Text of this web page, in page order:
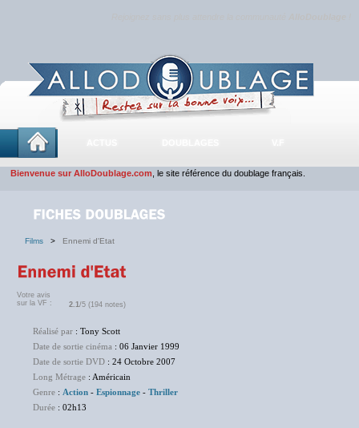
Bienvenue sur AlloDoublage.com , le site référence du doublage français.
Films > Ennemi d'Etat
Votre avis
sur la VF :
2.1/5 (194 notes)
Réalisé par : Tony Scott
Date de sortie cinéma : 06 Janvier 1999
Date de sortie DVD : 24 Octobre 2007
Long Métrage : Américain
Genre : Action - Espionnage - Thriller
Durée : 02h13